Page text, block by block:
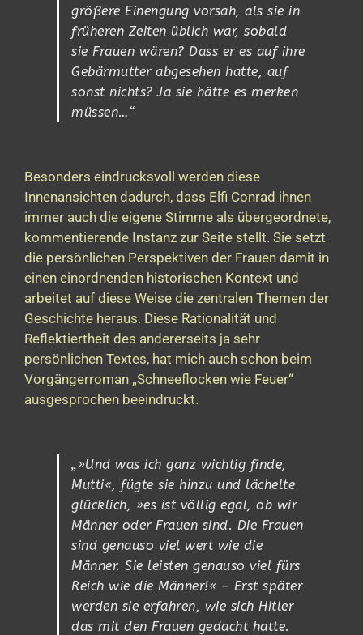
größere Einengung vorsah, als sie in
früheren Zeiten üblich war, sobald
sie Frauen wären? Dass er es auf ihre
Gebärmutter abgesehen hatte, auf
sonst nichts? Ja sie hätte es merken
müssen…“
Besonders eindrucksvoll werden diese
Innenansichten dadurch, dass Elfi Conrad ihnen
immer auch die eigene Stimme als übergeordnete,
kommentierende Instanz zur Seite stellt. Sie setzt
die persönlichen Perspektiven der Frauen damit in
einen einordnenden historischen Kontext und
arbeitet auf diese Weise die zentralen Themen der
Geschichte heraus. Diese Rationalität und
Reflektiertheit des andererseits ja sehr
persönlichen Textes, hat mich auch schon beim
Vorgängerroman „Schneeflocken wie Feuer“
ausgesprochen beeindruckt.
„»Und was ich ganz wichtig finde,
Mutti«, fügte sie hinzu und lächelte
glücklich, »es ist völlig egal, ob wir
Männer oder Frauen sind. Die Frauen
sind genauso viel wert wie die
Männer. Sie leisten genauso viel fürs
Reich wie die Männer!« – Erst später
werden sie erfahren, wie sich Hitler
das mit den Frauen gedacht hatte.